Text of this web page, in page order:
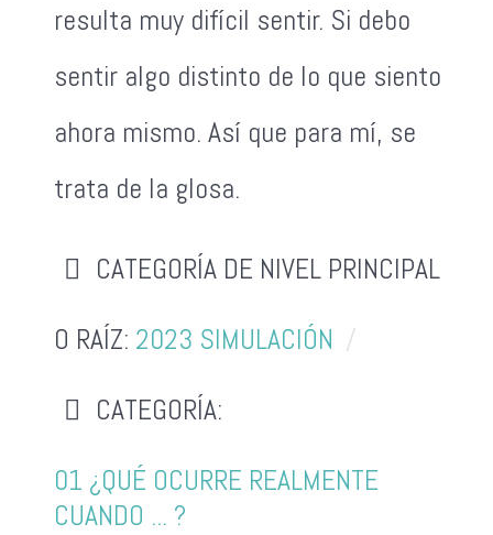
resulta muy difícil sentir. Si debo
sentir algo distinto de lo que siento
ahora mismo. Así que para mí, se
trata de la glosa.
CATEGORÍA DE NIVEL PRINCIPAL
O RAÍZ: 2023 SIMULACIÓN
CATEGORÍA:
01 ¿QUÉ OCURRE REALMENTE
CUANDO ... ?